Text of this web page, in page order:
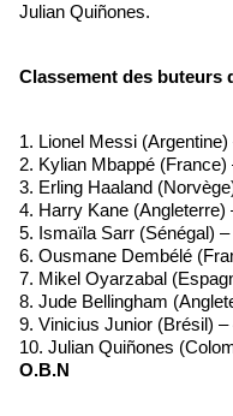
Julian Quiñones.
Classement des buteurs
1. Lionel Messi (Argentine)
2. Kylian Mbappé (France)
3. Erling Haaland
4. Harry Kane (Angleterre)
5. Ismaïla Sarr (Sénégal) –
6. Ousmane Dembélé
7. Mikel Oyarzabal
8. Jude Bellingham
9. Vinicius Junior (Brésil) –
10. Julian Quiñones
O.B.N